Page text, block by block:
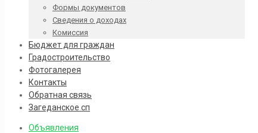
Формы документов
Сведения о доходах
Комиссия
Бюджет для граждан
Градостроительство
Фотогалерея
Контакты
Обратная связь
Загеданское сп
Объявления